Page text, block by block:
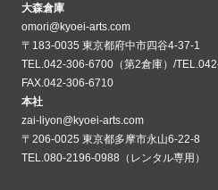
大森倉庫
omori@kyoei-arts.com
〒183-0035 東京都府中市四谷4-37-1
TEL.042-306-6700（第2倉庫）/
FAX.042-306-6710
本社
zai-liyon@kyoei-arts.com
〒206-0025 東京都多摩市永山6-22-8
TEL.080-2196-0988（レンタル専用）